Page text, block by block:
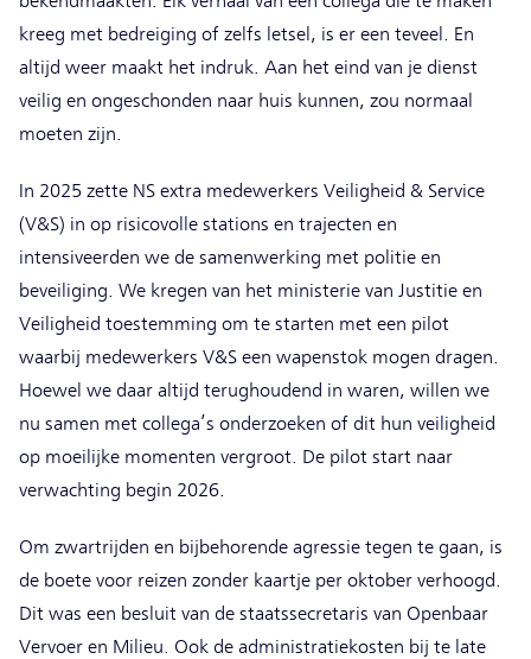
kreeg met bedreiging of zelfs letsel, is er een teveel. En
altijd weer maakt het indruk. Aan het eind van je dienst
veilig en ongeschonden naar huis kunnen, zou normaal
moeten zijn.
In 2025 zette NS extra medewerkers Veiligheid & Service
(V&S) in op risicovolle stations en trajecten en
intensiveerden we de samenwerking met politie en
beveiliging. We kregen van het ministerie van Justitie en
Veiligheid toestemming om te starten met een pilot
waarbij medewerkers V&S een wapenstok mogen dragen.
Hoewel we daar altijd terughoudend in waren, willen we
nu samen met collega’s onderzoeken of dit hun veiligheid
op moeilijke momenten vergroot. De pilot start naar
verwachting begin 2026.
Om zwartrijden en bijbehorende agressie tegen te gaan, is
de boete voor reizen zonder kaartje per oktober verhoogd.
Dit was een besluit van de staatssecretaris van Openbaar
Vervoer en Milieu. Ook de administratiekosten bij te late